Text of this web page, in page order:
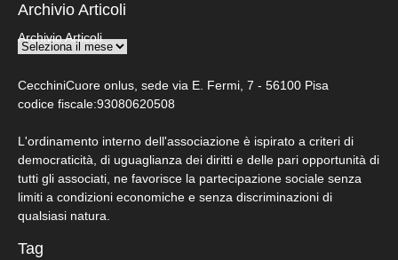
Archivio Articoli
Archivio Articoli
CecchiniCuore onlus, sede via E. Fermi, 7 - 56100 Pisa
codice fiscale:93080620508
L'ordinamento interno dell'associazione è ispirato a criteri di
democraticità, di uguaglianza dei diritti e delle pari opportunità di
tutti gli associati, ne favorisce la partecipazione sociale senza
limiti a condizioni economiche e senza discriminazioni di
qualsiasi natura.
Tag